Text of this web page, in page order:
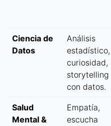
Ciencia de
Datos
Análisis
estadístico,
curiosidad,
storytelling
con datos.
Salud
Mental &
Empatía,
escucha